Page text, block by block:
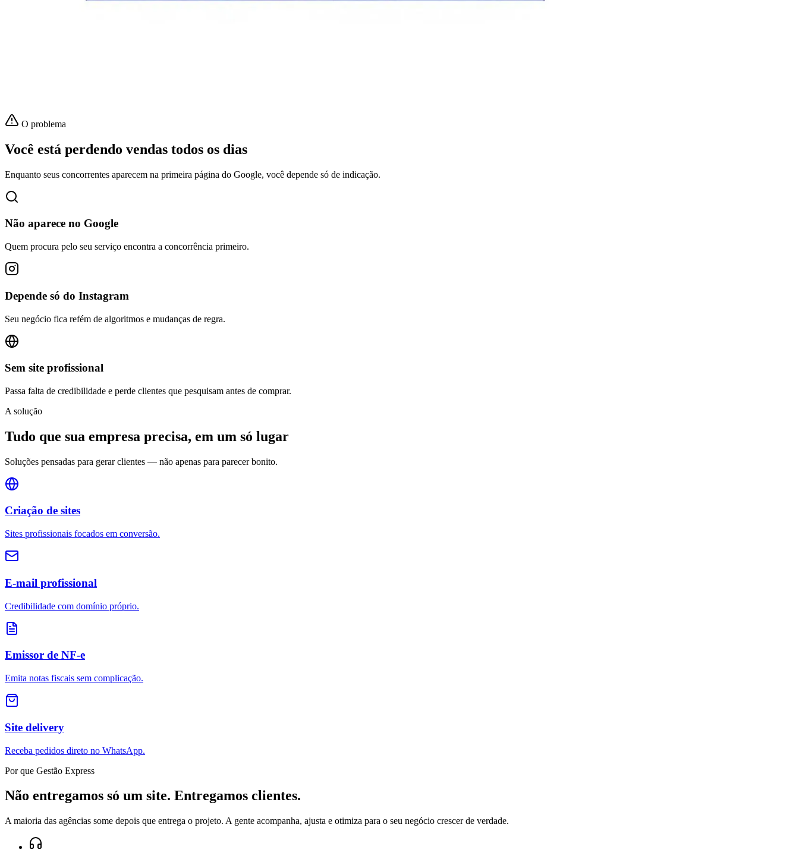
O problema
Você está perdendo vendas todos os dias
Enquanto seus concorrentes aparecem na primeira página do Google, você depende só de indicação.
Não aparece no Google
Quem procura pelo seu serviço encontra a concorrência primeiro.
Depende só do Instagram
Seu negócio fica refém de algoritmos e mudanças de regra.
Sem site profissional
Passa falta de credibilidade e perde clientes que pesquisam antes de comprar.
A solução
Tudo que sua empresa precisa, em um só lugar
Soluções pensadas para gerar clientes — não apenas para parecer bonito.
Criação de sites
Sites profissionais focados em conversão.
E-mail profissional
Credibilidade com domínio próprio.
Emissor de NF-e
Emita notas fiscais sem complicação.
Site delivery
Receba pedidos direto no WhatsApp.
Por que Gestão Express
Não entregamos só um site. Entregamos clientes.
A maioria das agências some depois que entrega o projeto. A gente acompanha, ajusta e otimiza para o seu negócio crescer de verdade.